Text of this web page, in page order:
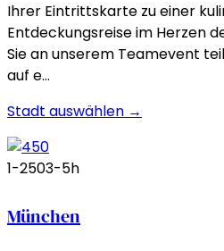
Ihrer Eintrittskarte zu einer
Entdeckungsreise im Herzen
Sie an unserem Teamevent
auf e…
Stadt auswählen →
1-2503-5h
München